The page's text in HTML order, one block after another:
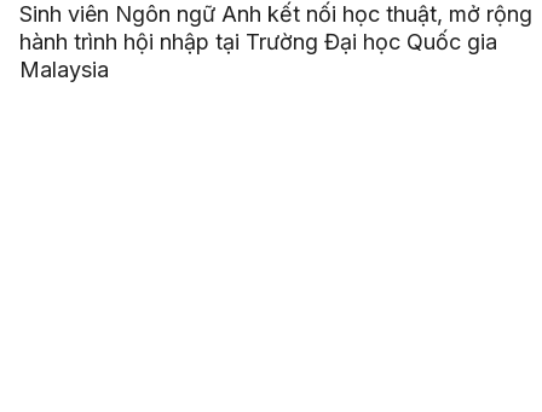
Sinh viên Ngôn ngữ Anh kết nối học thuật, mở rộng
hành trình hội nhập tại Trường Đại học Quốc gia
Malaysia